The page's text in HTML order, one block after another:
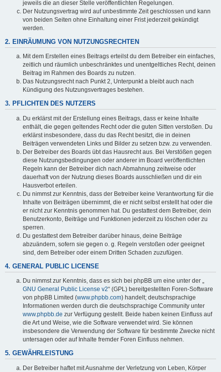
jeweils die an dieser Stelle veröffentlichten Regelungen.
Der Nutzungsvertrag wird auf unbestimmte Zeit geschlossen und kann
von beiden Seiten ohne Einhaltung einer Frist jederzeit gekündigt
werden.
2. EINRÄUMUNG VON NUTZUNGSRECHTEN
Mit dem Erstellen eines Beitrags erteilst du dem Betreiber ein einfaches,
zeitlich und räumlich unbeschränktes und unentgeltliches Recht, deinen
Beitrag im Rahmen des Boards zu nutzen.
Das Nutzungsrecht nach Punkt 2, Unterpunkt a bleibt auch nach
Kündigung des Nutzungsvertrages bestehen.
3. PFLICHTEN DES NUTZERS
Du erklärst mit der Erstellung eines Beitrags, dass er keine Inhalte
enthält, die gegen geltendes Recht oder die guten Sitten verstoßen. Du
erklärst insbesondere, dass du das Recht besitzt, die in deinen
Beiträgen verwendeten Links und Bilder zu setzen bzw. zu verwenden.
Der Betreiber des Boards übt das Hausrecht aus. Bei Verstößen gegen
diese Nutzungsbedingungen oder anderer im Board veröffentlichten
Regeln kann der Betreiber dich nach Abmahnung zeitweise oder
dauerhaft von der Nutzung dieses Boards ausschließen und dir ein
Hausverbot erteilen.
Du nimmst zur Kenntnis, dass der Betreiber keine Verantwortung für die
Inhalte von Beiträgen übernimmt, die er nicht selbst erstellt hat oder die
er nicht zur Kenntnis genommen hat. Du gestattest dem Betreiber, dein
Benutzerkonto, Beiträge und Funktionen jederzeit zu löschen oder zu
sperren.
Du gestattest dem Betreiber darüber hinaus, deine Beiträge
abzuändern, sofern sie gegen o. g. Regeln verstoßen oder geeignet
sind, dem Betreiber oder einem Dritten Schaden zuzufügen.
4. GENERAL PUBLIC LICENSE
Du nimmst zur Kenntnis, dass es sich bei phpBB um eine unter der „
GNU General Public License v2“ (GPL) bereitgestellten Foren-Software
von phpBB Limited (www.phpbb.com) handelt; deutschsprachige
Informationen werden durch die deutschsprachige Community unter
www.phpbb.de zur Verfügung gestellt. Beide haben keinen Einfluss auf
die Art und Weise, wie die Software verwendet wird. Sie können
insbesondere die Verwendung der Software für bestimmte Zwecke nicht
untersagen oder auf Inhalte fremder Foren Einfluss nehmen.
5. GEWÄHRLEISTUNG
Der Betreiber haftet mit Ausnahme der Verletzung von Leben, Körper